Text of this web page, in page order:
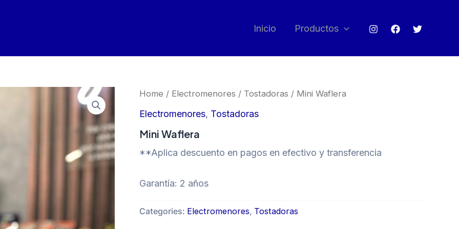
Inicio Productos
Home / Electromenores / Tostadoras / Mini Waflera
Electromenores, Tostadoras
Mini Waflera
**Aplica descuento en pagos en efectivo y transferencia
Garantía: 2 años
Categories: Electromenores, Tostadoras